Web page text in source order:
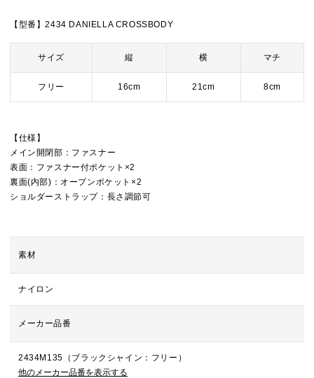
【型番】2434 DANIELLA CROSSBODY
サイズ 縦 横 マチ
フリー 16cm 21cm 8cm
【仕様】
メイン開閉部：ファスナー
表面：ファスナー付ポケット×2
裏面(内部)：オープンポケット×2
ショルダーストラップ：長さ調節可
素材
ナイロン
メーカー品番
2434M135（ブラックシャイン：フリー）
他のメーカー品番を表示する